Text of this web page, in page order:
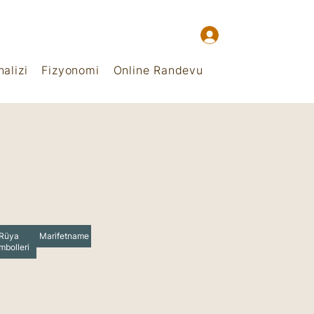
Fizyonomi Online Randevu
Rüya
Marifetname